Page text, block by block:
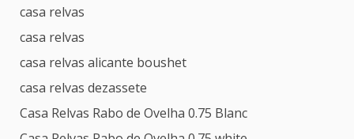
casa relvas
casa relvas
casa relvas alicante boushet
casa relvas dezassete
Casa Relvas Rabo de Ovelha 0.75 Blanc